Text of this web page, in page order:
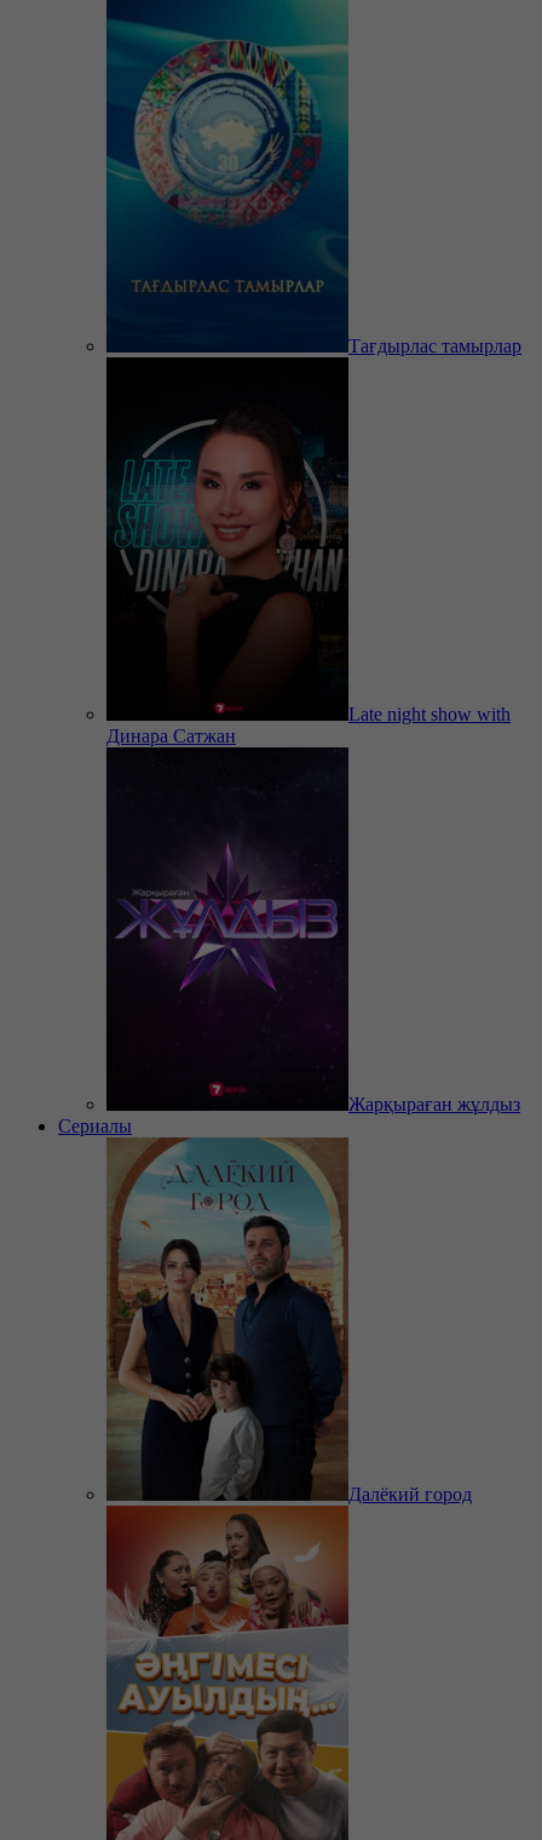
Тағдырлас тамырлар
Late night show with
Динара Сатжан
Жарқыраған жұлдыз
Сериалы
Далёкий город